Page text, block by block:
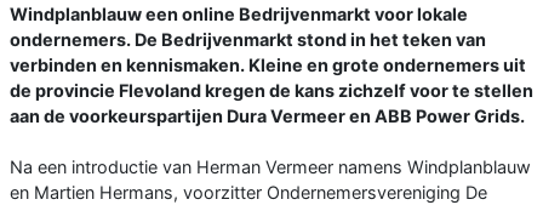
Windplanblauw een online Bedrijvenmarkt voor lokale
ondernemers. De Bedrijvenmarkt stond in het teken van
verbinden en kennismaken. Kleine en grote ondernemers uit
de provincie Flevoland kregen de kans zichzelf voor te stellen
aan de voorkeurspartijen Dura Vermeer en ABB Power Grids.
Na een introductie van Herman Vermeer namens Windplanblauw
en Martien Hermans, voorzitter Ondernemersvereniging De